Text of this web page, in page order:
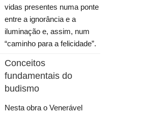
vidas presentes numa ponte
entre a ignorância e a
iluminação e, assim, num
“caminho para a felicidade”.
Conceitos
fundamentais do
budismo
Nesta obra o Venerável